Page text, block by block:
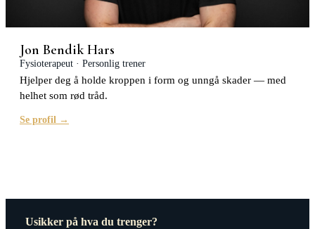
Jon Bendik Hars
Fysioterapeut · Personlig trener
Hjelper deg å holde kroppen i form og unngå skader — med
helhet som rød tråd.
Se profil →
Usikker på hva du trenger?